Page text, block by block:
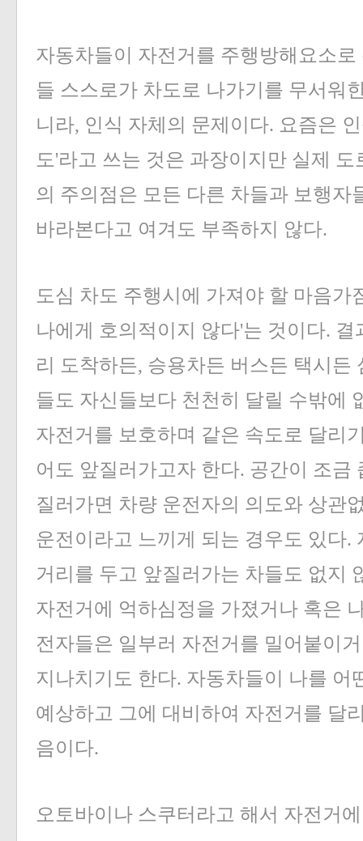
자동차들이 자전거를 주행방해요소
들 스스로가 차도로 나가기를 무서워
니라, 인식 자체의 문제이다. 요즘은
도'라고 쓰는 것은 과장이지만 실제
의 주의점은 모든 다른 차들과 보행자
바라본다고 여겨도 부족하지 않다.
도심 차도 주행시에 가져야 할 마음가
나에게 호의적이지 않다'는 것이다.
리 도착하든, 승용차든 버스든 택시든
들도 자신들보다 천천히 달릴 수밖에
자전거를 보호하며 같은 속도로 달리
어도 앞질러가고자 한다. 공간이 조금
질러가면 차량 운전자의 의도와 상관
운전이라고 느끼게 되는 경우도 있다.
거리를 두고 앞질러가는 차들도 없지
자전거에 억하심정을 가졌거나 혹은
전자들은 일부러 자전거를 밀어붙이
지나치기도 한다. 자동차들이 나를 어
예상하고 그에 대비하여 자전거를 달
음이다.
오토바이나 스쿠터라고 해서 자전거